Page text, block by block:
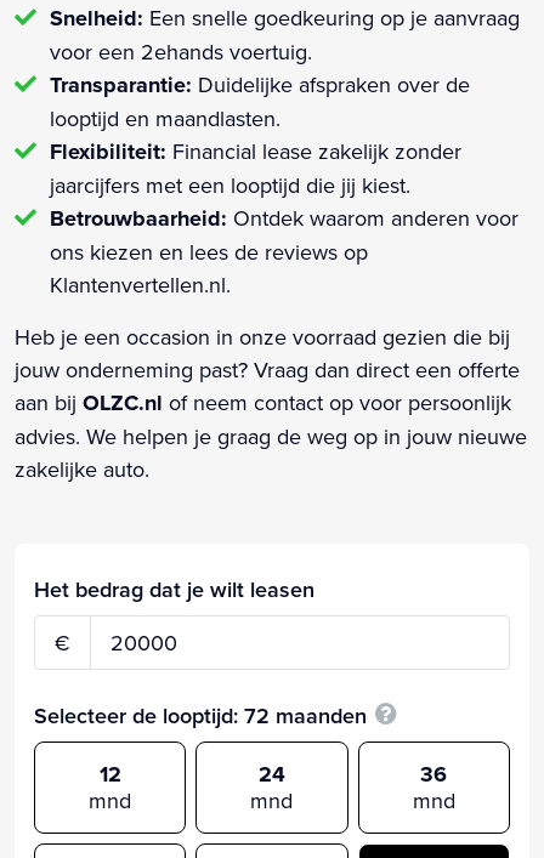
Snelheid: Een snelle goedkeuring op je aanvraag
voor een 2ehands voertuig.
Transparantie: Duidelijke afspraken over de
looptijd en maandlasten.
Flexibiliteit: Financial lease zakelijk zonder
jaarcijfers met een looptijd die jij kiest.
Betrouwbaarheid: Ontdek waarom anderen voor
ons kiezen en lees de reviews op
Klantenvertellen.nl.
Heb je een occasion in onze voorraad gezien die bij
jouw onderneming past? Vraag dan direct een offerte
aan bij OLZC.nl of neem contact op voor persoonlijk
advies. We helpen je graag de weg op in jouw nieuwe
zakelijke auto.
Het bedrag dat je wilt leasen
€
Selecteer de looptijd: 72 maanden
12
mnd
24
mnd
36
mnd